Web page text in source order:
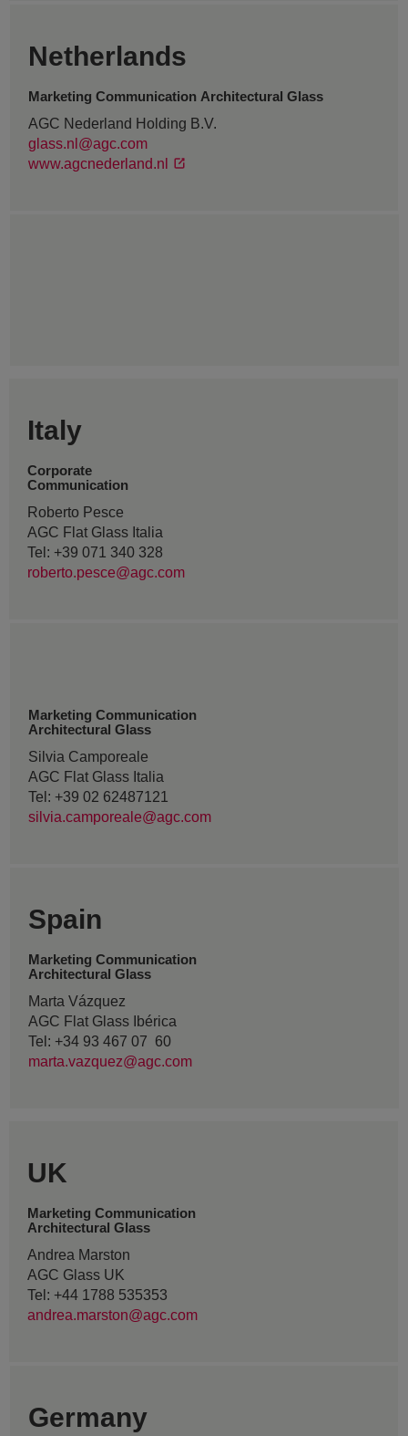
Netherlands
Marketing Communication Architectural Glass
AGC Nederland Holding B.V.
glass.nl@agc.com
www.agcnederland.nl
Italy
Corporate
Communication
Roberto Pesce
AGC Flat Glass Italia
Tel: +39 071 340 328
roberto.pesce@agc.com
Marketing Communication
Architectural Glass
Silvia Camporeale
AGC Flat Glass Italia
Tel: +39 02 62487121
silvia.camporeale@agc.com
Spain
Marketing Communication
Architectural Glass
Marta Vázquez
AGC Flat Glass Ibérica
Tel: +34 93 467 07 60
marta.vazquez@agc.com
UK
Marketing Communication
Architectural Glass
Andrea Marston
AGC Glass UK
Tel: +44 1788 535353
andrea.marston@agc.com
Germany